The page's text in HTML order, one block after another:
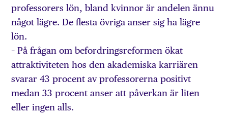
professorers lön, bland kvinnor är andelen ännu
något lägre. De flesta övriga anser sig ha lägre
lön.
– På frågan om befordringsreformen ökat
attraktiviteten hos den akademiska karriären
svarar 43 procent av professorerna positivt
medan 33 procent anser att påverkan är liten
eller ingen alls.